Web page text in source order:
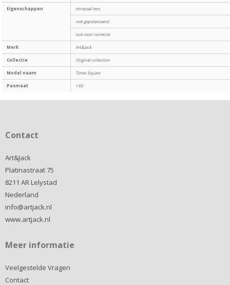
Eigenschappen mineraal lens
niet gepolariseerd
ook voor correctie
Merk Art&Jack
Collectie Original-collection
Model naam Times Square
Pasmaat 140
Contact
Art&Jack
Platinastraat 75
8211 AR Lelystad
Nederland
info@artjack.nl
www.artjack.nl
Meer informatie
Veelgestelde Vragen
Contact